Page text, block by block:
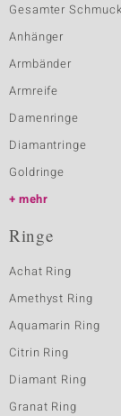
Gesamter Schmuck
Anhänger
Armbänder
Armreife
Damenringe
Diamantringe
Goldringe
mehr
Ringe
Achat Ring
Amethyst Ring
Aquamarin Ring
Citrin Ring
Diamant Ring
Granat Ring